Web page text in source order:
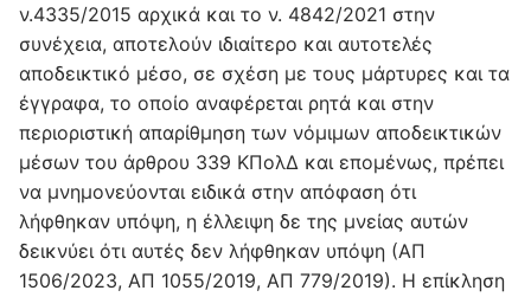
ν.4335/2015 αρχικά και το ν. 4842/2021 στην
συνέχεια, αποτελούν ιδιαίτερο και αυτοτελές
αποδεικτικό μέσο, σε σχέση με τους μάρτυρες και τα
έγγραφα, το οποίο αναφέρεται ρητά και στην
περιοριστική απαρίθμηση των νόμιμων αποδεικτικών
μέσων του άρθρου 339 ΚΠολΔ και επομένως, πρέπει
να μνημονεύονται ειδικά στην απόφαση ότι
λήφθηκαν υπόψη, η έλλειψη δε της μνείας αυτών
δεικνύει ότι αυτές δεν λήφθηκαν υπόψη (ΑΠ
1506/2023, ΑΠ 1055/2019, ΑΠ 779/2019). Η επίκληση